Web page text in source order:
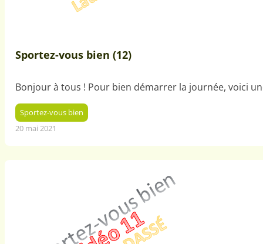
Sportez-vous bien (12)
Bonjour à tous ! Pour bien démarrer la journée, voici
Sportez-vous bien
20 mai 2021